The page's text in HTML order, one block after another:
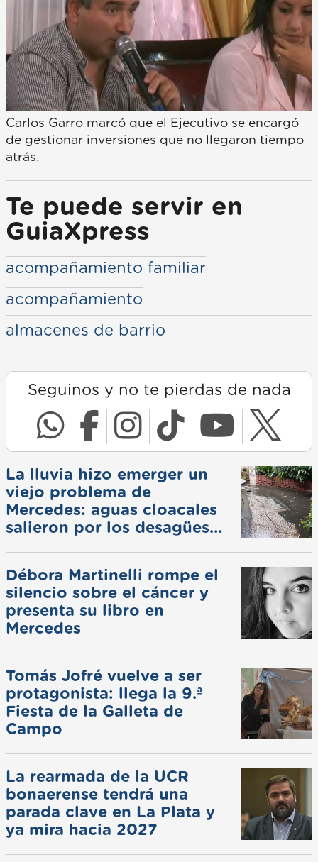
Carlos Garro marcó que el Ejecutivo se encargó
de gestionar inversiones que no llegaron tiempo
atrás.
Te puede servir en
GuiaXpress
acompañamiento familiar
acompañamiento
almacenes de barrio
Seguinos y no te pierdas de nada
La lluvia hizo emerger un
viejo problema de
Mercedes: aguas cloacales
salieron por los desagües
Débora Martinelli rompe el
silencio sobre el cáncer y
presenta su libro en
Mercedes
Tomás Jofré vuelve a ser
protagonista: llega la 9.ª
Fiesta de la Galleta de
Campo
La rearmada de la UCR
bonaerense tendrá una
parada clave en La Plata y
ya mira hacia 2027